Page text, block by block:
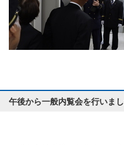
午後から一般内覧会を行いまし